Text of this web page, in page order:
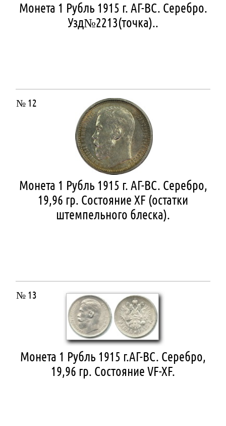
Монета 1 Рубль 1915 г. АГ-ВС. Серебро.
Узд№2213(точка)..
№ 12
Монета 1 Рубль 1915 г. АГ-ВС. Серебро,
19,96 гр. Состояние XF (остатки
штемпельного блеска).
№ 13
Монета 1 Рубль 1915 г.АГ-ВС. Серебро,
19,96 гр. Состояние VF-XF.